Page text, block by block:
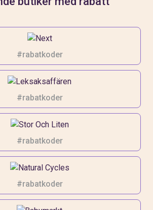
#rabatkoder
#rabatkoder
#rabatkoder
#rabatkoder